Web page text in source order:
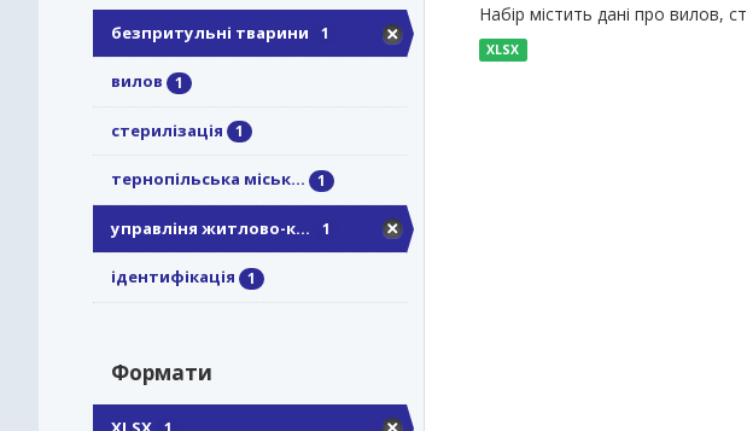
безпритульні тварини 1
вилов 1
стерилізація 1
тернопільська міськ... 1
управліня житлово-к... 1
ідентифікація 1
Формати
Набір містить дані про вилов,
XLSX